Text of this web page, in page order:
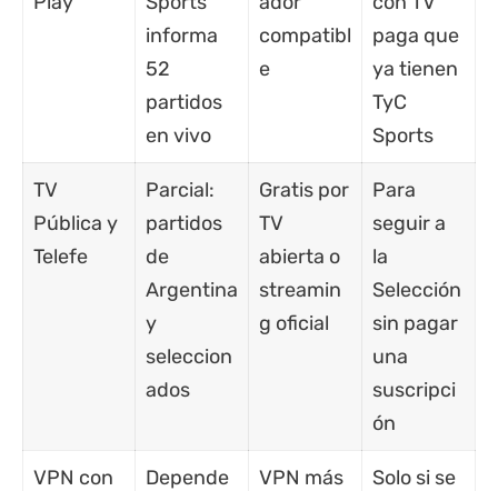
informa
52
partidos
en vivo
compatibl
e
paga que
ya tienen
TyC
Sports
TV
Pública y
Telefe
Parcial:
partidos
de
Argentina
y
seleccion
ados
Gratis por
TV
abierta o
streamin
g oficial
Para
seguir a
la
Selección
sin pagar
una
suscripci
ón
VPN con
Depende
VPN más
Solo si se